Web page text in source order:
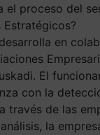
el proceso del
Estratégicos?
en
El
con la
través de las
la